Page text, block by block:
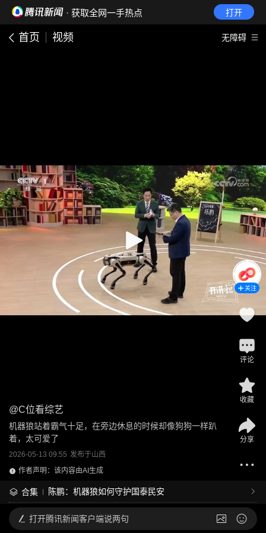
· 获取全网一手热点 打开
首页 视频 无障碍
@C位看综艺
机器狼站着霸气十足，在旁边休息的时候却像狗狗一样趴
着，太可爱了
2026-05-13 09:55 发布于山西
作者声明：该内容由AI生成
合集 陈鹏：机器狼如何守护国泰民安
关注
评论
收藏
分享
打开腾讯新闻客户端说两句